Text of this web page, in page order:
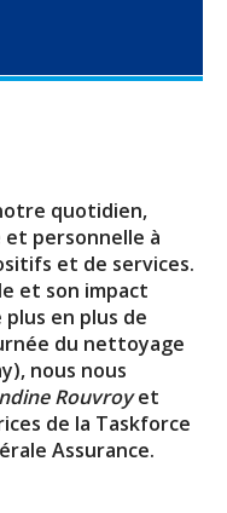
quotidien,
personnelle à
et de services.
et son impact
en plus de
du nettoyage
nous nous
Rouvroyet
de la Taskforce
Assurance.